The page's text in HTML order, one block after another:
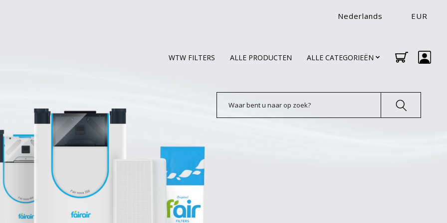
Nederlands EUR
WTW FILTERS ALLE PRODUCTEN ALLE CATEGORIEËN